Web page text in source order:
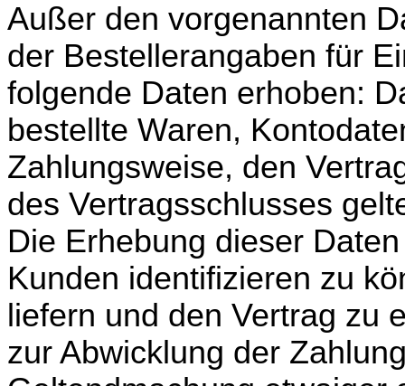
Außer den vorgenannten
der Bestellerangaben für
folgende Daten erhoben:
bestellte Waren,
Zahlungsweise, den
des Vertragsschlusses
Die Erhebung dieser
Kunden identifizieren zu
liefern und den Vertrag zu
zur Abwicklung der